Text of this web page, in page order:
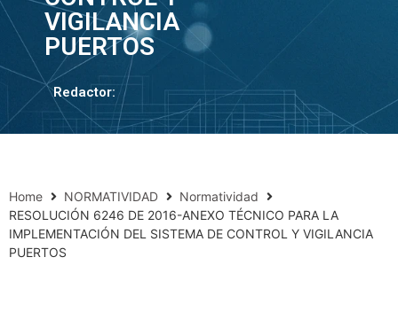
VIGILANCIA
PUERTOS
Redactor:
Home NORMATIVIDAD
Normatividad
RESOLUCIÓN 6246 DE 2016-ANEXO TÉCNICO PARA LA
IMPLEMENTACIÓN DEL SISTEMA DE CONTROL Y VIGILANCIA
PUERTOS